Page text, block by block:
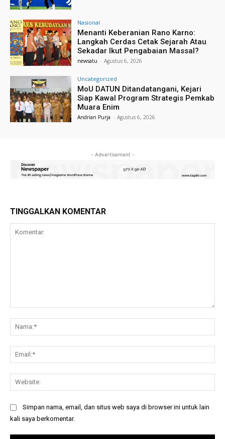
Nasional
Menanti Keberanian Rano Karno:
Langkah Cerdas Cetak Sejarah Atau
Sekadar Ikut Pengabaian Massal?
newsatu - Agustus 6, 2026
Uncategorized
MoU DATUN Ditandatangani, Kejari
Siap Kawal Program Strategis Pemkab
Muara Enim
Andrian Purja - Agustus 6, 2026
- Advertisement -
TINGGALKAN KOMENTAR
Simpan nama, email, dan situs web saya di browser ini untuk lain
kali saya berkomentar.